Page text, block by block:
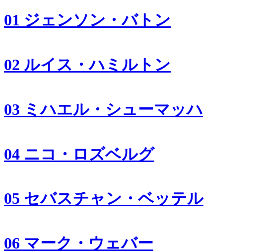
01 ジェンソン・バトン
02 ルイス・ハミルトン
03 ミハエル・シューマッハ
04 ニコ・ロズベルグ
05 セバスチャン・ベッテル
06 マーク・ウェバー